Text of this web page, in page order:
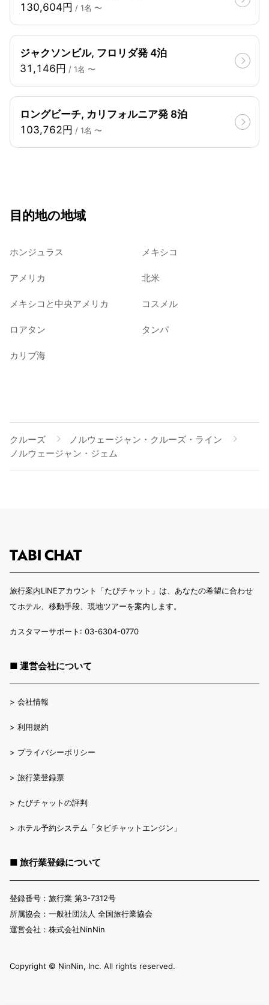
130,604円 / 1名 〜
ジャクソンビル, フロリダ発 4泊
31,146円 / 1名 〜
ロングビーチ, カリフォルニア発 8泊
103,762円 / 1名 〜
目的地の地域
ホンジュラス メキシコ
アメリカ 北米
メキシコと中央アメリカ コスメル
ロアタン タンパ
カリブ海
クルーズ
ノルウェージャン・クルーズ・ライン
ノルウェージャン・ジェム
旅行案内LINEアカウント「たびチャット」は、あなたの希望に合わせ
てホテル、移動手段、現地ツアーを案内します。
カスタマーサポート: 03-6304-0770
■ 運営会社について
> 会社情報
> 利用規約
> プライバシーポリシー
> 旅行業登録票
> たびチャットの評判
> ホテル予約システム「タビチャットエンジン」
■ 旅行業登録について
登録番号：旅行業 第3-7312号
所属協会：一般社団法人 全国旅行業協会
運営会社：株式会社NinNin
Copyright ©︎ NinNin, Inc. All rights reserved.